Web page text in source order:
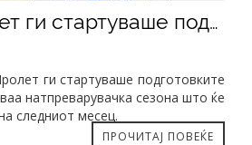
​Тинекс Пролет ги стартуваше подготовките
ги стартуваше подготовките
натпреварувачка сезона што ќе
следниот месец.
ПРОЧИТАЈ ПОВЕЌЕ